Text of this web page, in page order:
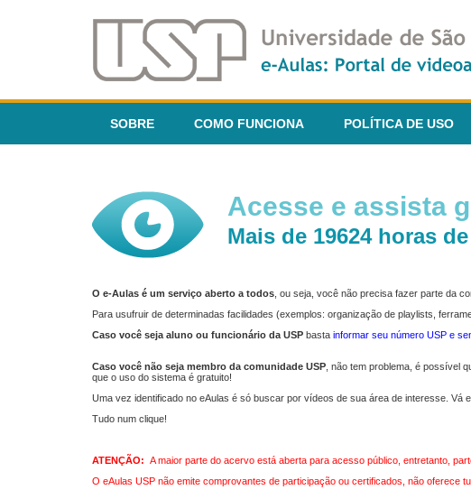
SOBRE COMO FUNCIONA POLÍTICA DE USO
Acesse e assista
Mais de 19624 horas
O e-Aulas é um serviço aberto a todos , ou seja, você não precisa fazer parte da
Para usufruir de determinadas facilidades (exemplos: organização de playlists,
Caso você seja aluno ou funcionário da USP basta informar seu número USP e
Caso você não seja membro da comunidade USP , não tem problema, é possível
que o uso do sistema é gratuito!
Uma vez identificado no eAulas é só buscar por vídeos de sua área de interesse. Vá
Tudo num clique!
ATENÇÃO: A maior parte do acervo está aberta para acesso público, entretanto,
O eAulas USP não emite comprovantes de participação ou certificados, não oferece